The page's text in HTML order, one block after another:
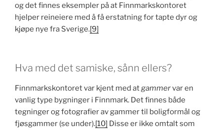
og det finnes eksempler på at Finnmarkskontoret
hjelper reineiere med å få erstatning for tapte dyr og
kjøpe nye fra Sverige.[9]
Hva med det samiske, sånn ellers?
Finnmarkskontoret var kjent med atgammervar en
vanlig type bygninger i Finnmark. Det finnes både
tegninger og fotografier av gammer til boligformål og
fjøsgammer (se under).[10] Disse er ikke omtalt som